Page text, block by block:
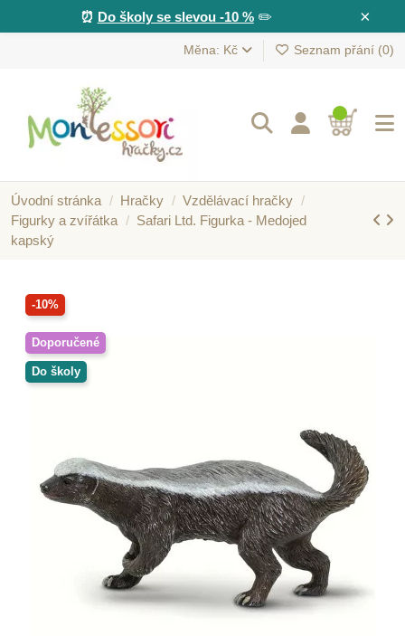
×
⏰ Do školy se slevou -10 %✏️
Měna: Kč Seznam přání (0)
Úvodní stránka Hračky
Vzdělávací hračky
Figurky a zvířátka
Safari Ltd. Figurka - Medojed
kapský
-10%
Doporučené
Do školy